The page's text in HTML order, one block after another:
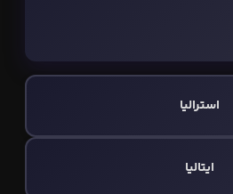
استرالیا
ایتالیا